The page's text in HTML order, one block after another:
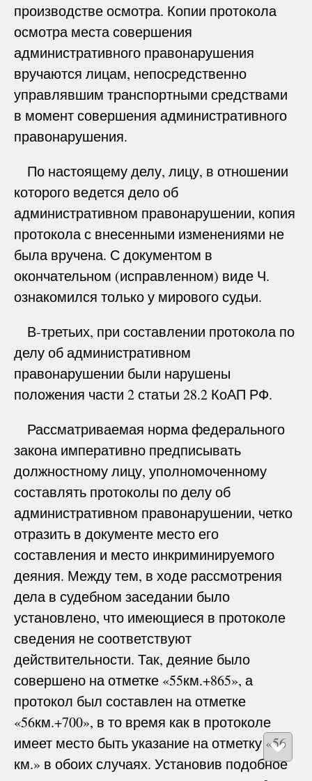
производстве осмотра. Копии протокола
осмотра места совершения
административного правонарушения
вручаются лицам, непосредственно
управлявшим транспортными средствами
в момент совершения административного
правонарушения.
По настоящему делу, лицу, в отношении
которого ведется дело об
административном правонарушении, копия
протокола с внесенными изменениями не
была вручена. С документом в
окончательном (исправленном) виде Ч.
ознакомился только у мирового судьи.
В-третьих, при составлении протокола по
делу об административном
правонарушении были нарушены
положения части 2 статьи 28.2 КоАП РФ.
Рассматриваемая норма федерального
закона императивно предписывать
должностному лицу, уполномоченному
составлять протоколы по делу об
административном правонарушении, четко
отразить в документе место его
составления и место инкриминируемого
деяния. Между тем, в ходе рассмотрения
дела в судебном заседании было
установлено, что имеющиеся в протоколе
сведения не соответствуют
действительности. Так, деяние было
совершено на отметке «55км.+865», а
протокол был составлен на отметке
«56км.+700», в то время как в протоколе
имеет место быть указание на отметку «56
км.» в обоих случаях. Установив подобное